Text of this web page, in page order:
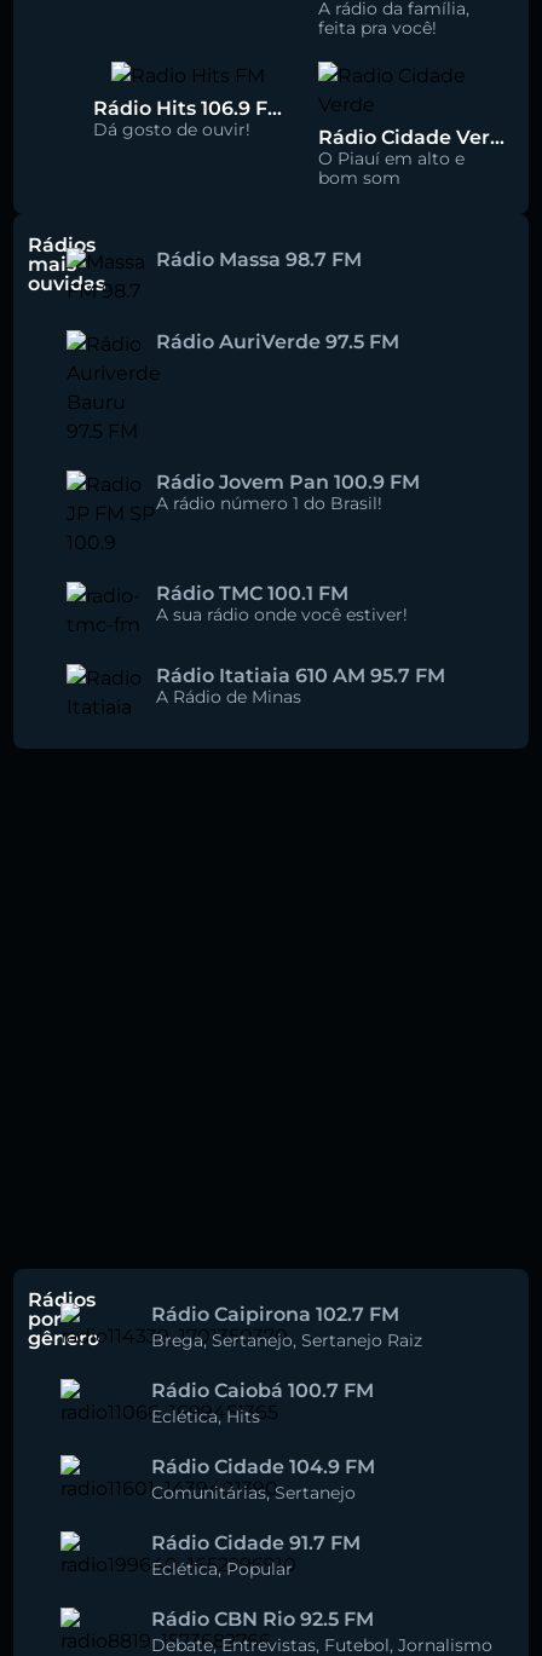
A rádio da família,
feita pra você!
Rádio Hits 106.9 FM
Dá gosto de ouvir! Rádio Cidade Verde 93.5 FM
O Piauí em alto e
bom som
Rádios
mais
ouvidas
Rádio Massa 98.7 FM
Rádio AuriVerde 97.5 FM
Rádio Jovem Pan 100.9 FM
A rádio número 1 do Brasil!
Rádio TMC 100.1 FM
A sua rádio onde você estiver!
Rádio Itatiaia 610 AM 95.7 FM
A Rádio de Minas
Rádios
por
gênero
Rádio Caipirona 102.7 FM
Brega,Sertanejo, Sertanejo Raiz
Rádio Caiobá 100.7 FM
Eclética,Hits
Rádio Cidade 104.9 FM
Comunitárias,Sertanejo
Rádio Cidade 91.7 FM
Eclética,Popular
Rádio CBN Rio 92.5 FM
Debate,Entrevistas, Futebol, Jornalismo